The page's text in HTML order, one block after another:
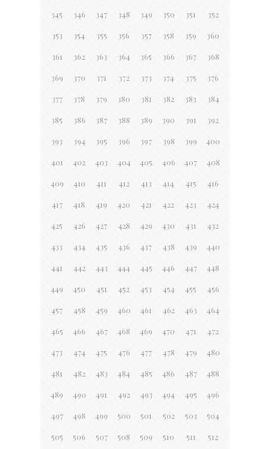
345 346 347 348 349 350 351 352
353 354 355 356 357 358 359 360
361 362 363 364 365 366 367 368
369 370 371 372 373 374 375 376
377 378 379 380 381 382 383 384
385 386 387 388 389 390 391 392
393 394 395 396 397 398 399 400
401 402 403 404 405 406 407 408
409 410 411 412 413 414 415 416
417 418 419 420 421 422 423 424
425 426 427 428 429 430 431 432
433 434 435 436 437 438 439 440
441 442 443 444 445 446 447 448
449 450 451 452 453 454 455 456
457 458 459 460 461 462 463 464
465 466 467 468 469 470 471 472
473 474 475 476 477 478 479 480
481 482 483 484 485 486 487 488
489 490 491 492 493 494 495 496
497 498 499 500 501 502 503 504
505 506 507 508 509 510 511 512